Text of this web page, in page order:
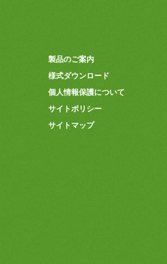
製品のご案内
様式ダウンロード
個人情報保護について
サイトポリシー
サイトマップ